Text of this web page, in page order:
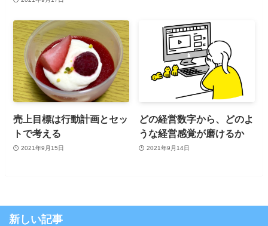
売上目標は行動計画とセッ
トで考える
2021年9月15日
どの経営数字から、どのよ
うな経営感覚が磨けるか
2021年9月14日
新しい記事